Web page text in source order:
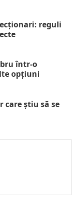
reguli
într-o
opțiuni
care știu să se